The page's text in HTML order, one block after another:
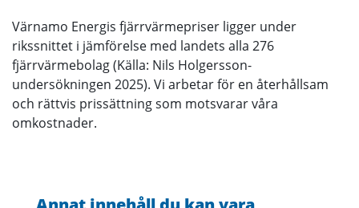
Värnamo Energis fjärrvärmepriser ligger under
rikssnittet i jämförelse med landets alla 276
fjärrvärmebolag (Källa: Nils Holgersson-
undersökningen 2025). Vi arbetar för en återhållsam
och rättvis prissättning som motsvarar våra
omkostnader.